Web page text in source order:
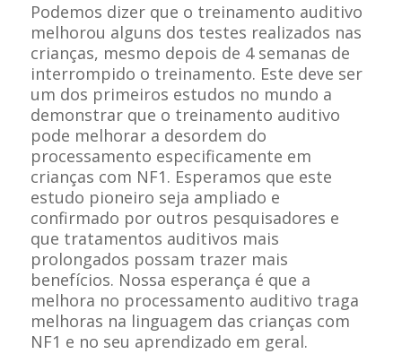
Podemos dizer que o treinamento auditivo
melhorou alguns dos testes realizados nas
crianças, mesmo depois de 4 semanas de
interrompido o treinamento. Este deve ser
um dos primeiros estudos no mundo a
demonstrar que o treinamento auditivo
pode melhorar a desordem do
processamento especificamente em
crianças com NF1. Esperamos que este
estudo pioneiro seja ampliado e
confirmado por outros pesquisadores e
que tratamentos auditivos mais
prolongados possam trazer mais
benefícios. Nossa esperança é que a
melhora no processamento auditivo traga
melhoras na linguagem das crianças com
NF1 e no seu aprendizado em geral.